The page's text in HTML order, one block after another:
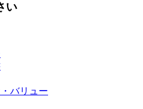
い
バリュー